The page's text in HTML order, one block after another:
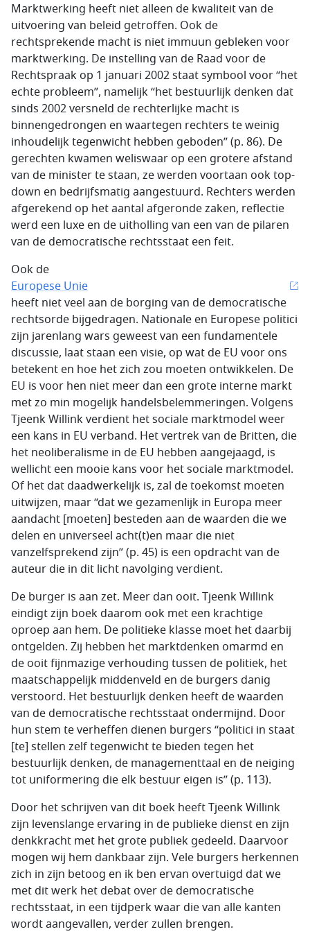
Marktwerking heeft niet alleen de kwaliteit van de
uitvoering van beleid getroffen. Ook de
rechtsprekende macht is niet immuun gebleken voor
marktwerking. De instelling van de Raad voor de
Rechtspraak op 1 januari 2002 staat symbool voor “het
echte probleem”, namelijk “het bestuurlijk denken dat
sinds 2002 versneld de rechterlijke macht is
binnengedrongen en waartegen rechters te weinig
inhoudelijk tegenwicht hebben geboden” (p. 86). De
gerechten kwamen weliswaar op een grotere afstand
van de minister te staan, ze werden voortaan ook top-
down en bedrijfsmatig aangestuurd. Rechters werden
afgerekend op het aantal afgeronde zaken, reflectie
werd een luxe en de uitholling van een van de pilaren
van de democratische rechtsstaat een feit.
Ook de
Europese Unie
heeft niet veel aan de borging van de democratische
rechtsorde bijgedragen. Nationale en Europese politici
zijn jarenlang wars geweest van een fundamentele
discussie, laat staan een visie, op wat de EU voor ons
betekent en hoe het zich zou moeten ontwikkelen. De
EU is voor hen niet meer dan een grote interne markt
met zo min mogelijk handelsbelemmeringen. Volgens
Tjeenk Willink verdient het sociale marktmodel weer
een kans in EU verband. Het vertrek van de Britten, die
het neoliberalisme in de EU hebben aangejaagd, is
wellicht een mooie kans voor het sociale marktmodel.
Of het dat daadwerkelijk is, zal de toekomst moeten
uitwijzen, maar “dat we gezamenlijk in Europa meer
aandacht [moeten] besteden aan de waarden die we
delen en universeel acht(t)en maar die niet
vanzelfsprekend zijn” (p. 45) is een opdracht van de
auteur die in dit licht navolging verdient.
De burger is aan zet. Meer dan ooit. Tjeenk Willink
eindigt zijn boek daarom ook met een krachtige
oproep aan hem. De politieke klasse moet het daarbij
ontgelden. Zij hebben het marktdenken omarmd en
de ooit fijnmazige verhouding tussen de politiek, het
maatschappelijk middenveld en de burgers danig
verstoord. Het bestuurlijk denken heeft de waarden
van de democratische rechtsstaat ondermijnd. Door
hun stem te verheffen dienen burgers “politici in staat
[te] stellen zelf tegenwicht te bieden tegen het
bestuurlijk denken, de managementtaal en de neiging
tot uniformering die elk bestuur eigen is” (p. 113).
Door het schrijven van dit boek heeft Tjeenk Willink
zijn levenslange ervaring in de publieke dienst en zijn
denkkracht met het grote publiek gedeeld. Daarvoor
mogen wij hem dankbaar zijn. Vele burgers herkennen
zich in zijn betoog en ik ben ervan overtuigd dat we
met dit werk het debat over de democratische
rechtsstaat, in een tijdperk waar die van alle kanten
wordt aangevallen, verder zullen brengen.